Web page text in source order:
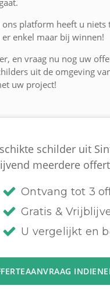
platform heeft u niets
enkel maar bij winnen!
en vraag nu nog uw
uit de omgeving
uw project!
schilder uit
meerdere
Ontvang tot 3
Gratis &
U vergelijkt en